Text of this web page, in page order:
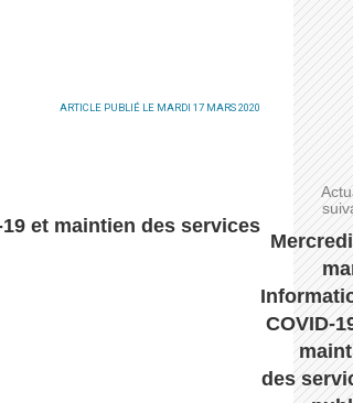
ARTICLE PUBLIÉ LE MARDI 17 MARS 2020
et maintien des services
COVID-
des